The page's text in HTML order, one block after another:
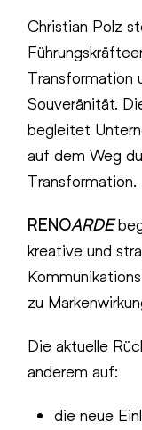
Christian Polz
Transformation
Souveränität.
begleitet
auf dem Weg
Transformation.
RENOARDE
kreative und
zu
Die aktuelle
anderem auf:
die neue